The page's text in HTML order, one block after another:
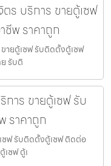
ร บริการ ขายตู้เซฟ
พ ราคาถูก
ายตู้เซฟ รับติดตั้งตู้เซฟ
รับติ
การ ขายตู้เซฟ รับ
ราคาถูก
ซฟ รับติดตั้งตู้เซฟ ติดต่อ
ซฟ ตู้เ